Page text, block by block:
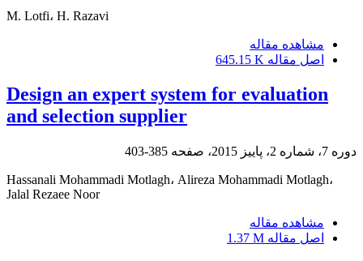
M. Lotfi، H. Razavi
مشاهده مقاله
اصل مقاله 645.15 K
Design an expert system for evaluation
and selection supplier
دوره 7، شماره 2، پاییز 2015، صفحه 385-403
Hassanali Mohammadi Motlagh، Alireza Mohammadi Motlagh،
Jalal Rezaee Noor
مشاهده مقاله
اصل مقاله 1.37 M